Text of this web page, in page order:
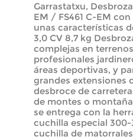
Garrastatxu,
EM / FS461 C-EM
unas características
3,0 CV 8,7 kg
complejas en
profesionales
áreas deportivas, y
grandes extensiones
desbroce de
de montes o
se entrega con la
cuchilla especial 300-
cuchilla de